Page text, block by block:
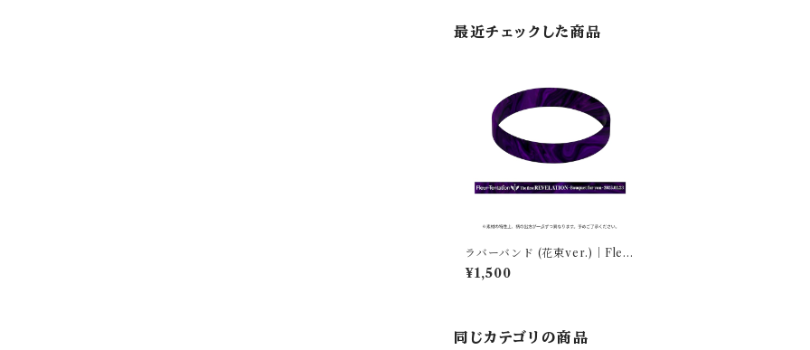
最近チェックした商品
ラバーバンド (花束ver.)｜Fleur
Tentation
¥1,500
同じカテゴリの商品